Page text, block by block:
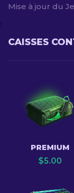
Mise à jour du
CAISSES
PREMIUM
$5.00